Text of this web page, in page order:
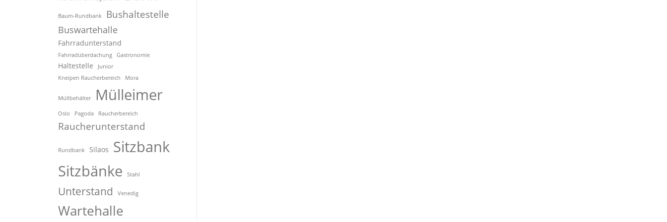
Baum-Rundbank Bushaltestelle
Buswartehalle
Fahrradunterstand
Fahrradüberdachung Gastronomie
Haltestelle
Junior
Kneipen Raucherbereich
Mora
Müllbehälter Mülleimer
Oslo Pagoda Raucherbereich
Raucherunterstand
Rundbank Silaos Sitzbank
Sitzbänke
Stahl
Unterstand Venedig
Wartehalle